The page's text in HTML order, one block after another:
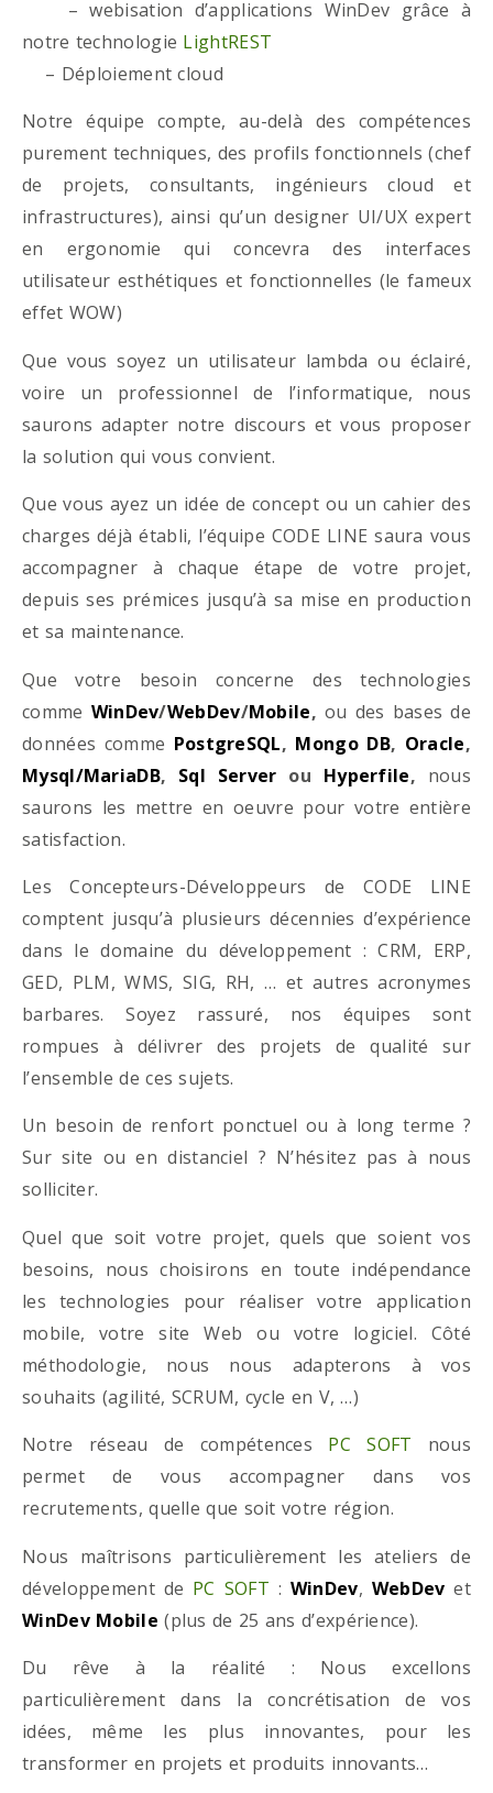
– webisation d’applications WinDev grâce à
notre technologie LightREST
– Déploiement cloud
Notre équipe compte, au-delà des compétences
purement techniques, des profils fonctionnels (chef
de projets, consultants, ingénieurs cloud et
infrastructures), ainsi qu’un designer UI/UX expert
en ergonomie qui concevra des interfaces
utilisateur esthétiques et fonctionnelles (le fameux
effet WOW)
Que vous soyez un utilisateur lambda ou éclairé,
voire un professionnel de l’informatique, nous
saurons adapter notre discours et vous proposer
la solution qui vous convient.
Que vous ayez un idée de concept ou un cahier des
charges déjà établi, l’équipe CODE LINE saura vous
accompagner à chaque étape de votre projet,
depuis ses prémices jusqu’à sa mise en production
et sa maintenance.
Que votre besoin concerne des technologies
comme WinDev/WebDev/Mobile, ou des bases de
données comme PostgreSQL, Mongo DB, Oracle,
Mysql/MariaDB, Sql Server ou Hyperfile, nous
saurons les mettre en oeuvre pour votre entière
satisfaction.
Les Concepteurs-Développeurs de CODE LINE
comptent jusqu’à plusieurs décennies d’expérience
dans le domaine du développement : CRM, ERP,
GED, PLM, WMS, SIG, RH, … et autres acronymes
barbares. Soyez rassuré, nos équipes sont
rompues à délivrer des projets de qualité sur
l’ensemble de ces sujets.
Un besoin de renfort ponctuel ou à long terme ?
Sur site ou en distanciel ? N’hésitez pas à nous
solliciter.
Quel que soit votre projet, quels que soient vos
besoins, nous choisirons en toute indépendance
les technologies pour réaliser votre application
mobile, votre site Web ou votre logiciel. Côté
méthodologie, nous nous adapterons à vos
souhaits (agilité, SCRUM, cycle en V, …)
Notre réseau de compétences PC SOFT nous
permet de vous accompagner dans vos
recrutements, quelle que soit votre région.
Nous maîtrisons particulièrement les ateliers de
développement de PC SOFT : WinDev, WebDev et
WinDev Mobile (plus de 25 ans d’expérience).
Du rêve à la réalité : Nous excellons
particulièrement dans la concrétisation de vos
idées, même les plus innovantes, pour les
transformer en projets et produits innovants…